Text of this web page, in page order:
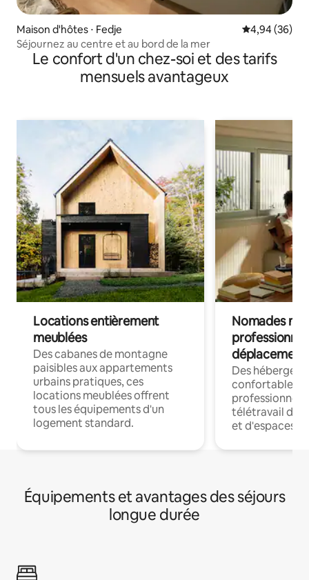
Maison d'hôtes ⋅ Fedje Évaluation
4,94 (36)
Séjournez au centre et au bord de la mer
Le confort d'un chez-soi et des tarifs
mensuels avantageux
Locations entièrement
meublées
Des cabanes de montagne
paisibles aux appartements
urbains pratiques, ces
locations meublées offrent
tous les équipements d'un
logement standard.
Nomades
déplacement
Des
confortables
professionnels
télétravail
et d'espaces
Équipements et avantages des séjours
longue durée